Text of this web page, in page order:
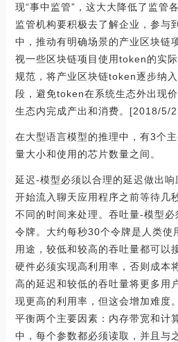
现“事中监管”，这大大降低了监管
监管机构要积极去了解企业，参与
中，推动有明确场景的产业区块链
视一些区块链项目使用token的实
规范，将产业区块链token逐步纳
段，避免token在系统生态外出现
生态内完成产出和消费。[2018/5/
在大型语言模型的推理中，有3个
量大小和使用的芯片数量之间。
延迟-模型必须以合理的延迟做出
开始流入聊天应用程序之前等待几
不同的时间来处理。吞吐量-模型
令牌。大约每秒30个令牌是人类使
用途，较低和较高的吞吐量都可以
硬件必须实现高利用率，否则成本
高的延迟和较低的吞吐量将更多用
现更高的利用率，但这会增加难度
平衡两个主要因素：内存带宽和计
中，每个参数都必须读取，并且与